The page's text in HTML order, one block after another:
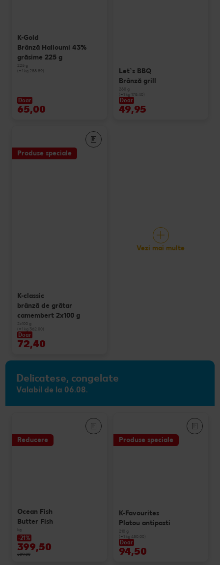
K-Gold
Brânză Halloumi 43%
grăsime 225 g
225 g
(=1 kg 288.89)
Doar
65,00
Let`s BBQ
Brânză grill
280 g
(=1 kg 178.40)
Doar
49,95
Produse speciale
K-classic
brânză de grătar
camembert 2x100 g
2x100 g
(=1 kg 362.00)
Doar
72,40
Vezi mai multe
Delicatese, congelate
Valabil de la 06.08.
Reducere
Ocean Fish
Butter Fish
kg
-21%
399,50
509,00
Produse speciale
K-Favourites
Platou antipasti
210 g
(=1 kg 450.00)
Doar
94,50